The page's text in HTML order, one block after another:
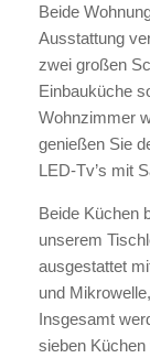
Beide
Ausstattung
zwei großen
Einbauküche
Wohnzimmer
genießen Sie
LED-Tv’s mit
Beide Küchen
unserem
ausgestattet
und
Insgesamt
sieben